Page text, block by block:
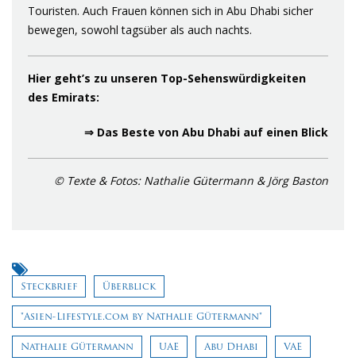
Touristen. Auch Frauen können sich in Abu Dhabi sicher
bewegen, sowohl tagsüber als auch nachts.
Hier geht’s zu unseren Top-Sehenswürdigkeiten
des Emirats:
⇒ Das Beste von Abu Dhabi auf einen Blick
© Texte & Fotos: Nathalie Gütermann & Jörg Baston
Steckbrief Überblick
"Asien-Lifestyle.com by Nathalie Gütermann"
Nathalie Gütermann UAE Abu Dhabi VAE